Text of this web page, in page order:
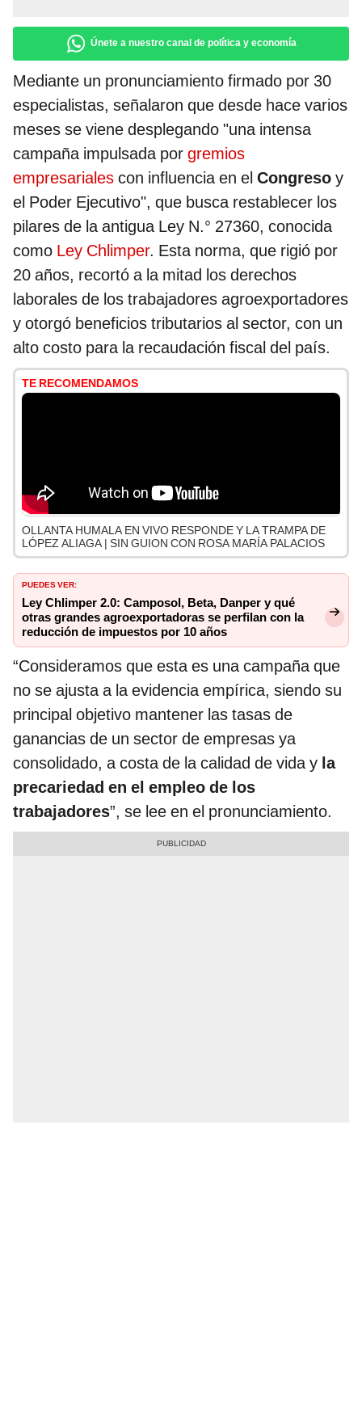
Únete a nuestro canal de política y economía
Mediante un pronunciamiento firmado por 30
especialistas, señalaron que desde hace varios
meses se viene desplegando "una intensa
campaña impulsada por gremios
empresariales con influencia en el Congreso y
el Poder Ejecutivo", que busca restablecer los
pilares de la antigua Ley N.° 27360, conocida
como Ley Chlimper. Esta norma, que rigió por
20 años, recortó a la mitad los derechos
laborales de los trabajadores agroexportadores
y otorgó beneficios tributarios al sector, con un
alto costo para la recaudación fiscal del país.
TE RECOMENDAMOS
OLLANTA HUMALA EN VIVO RESPONDE Y LA TRAMPA DE
LÓPEZ ALIAGA | SIN GUION CON ROSA MARÍA PALACIOS
PUEDES VER:
Ley Chlimper 2.0: Camposol, Beta, Danper y qué
otras grandes agroexportadoras se perfilan con la
reducción de impuestos por 10 años
“Consideramos que esta es una campaña que
no se ajusta a la evidencia empírica, siendo su
principal objetivo mantener las tasas de
ganancias de un sector de empresas ya
consolidado, a costa de la calidad de vida y la
precariedad en el empleo de los
trabajadores”, se lee en el pronunciamiento.